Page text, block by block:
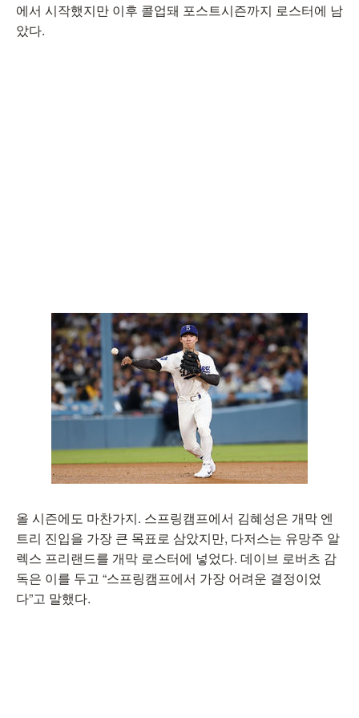
에서 시작했지만 이후 콜업돼 포스트시즌까지 로스터에 남
았다.
올 시즌에도 마찬가지. 스프링캠프에서 김혜성은 개막 엔
트리 진입을 가장 큰 목표로 삼았지만, 다저스는 유망주 알
렉스 프리랜드를 개막 로스터에 넣었다. 데이브 로버츠 감
독은 이를 두고 “스프링캠프에서 가장 어려운 결정이었
다”고 말했다.